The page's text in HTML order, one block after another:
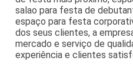
salao para festa de
espaço para festa
dos seus clientes, a
mercado e serviço de
experiência e clientes